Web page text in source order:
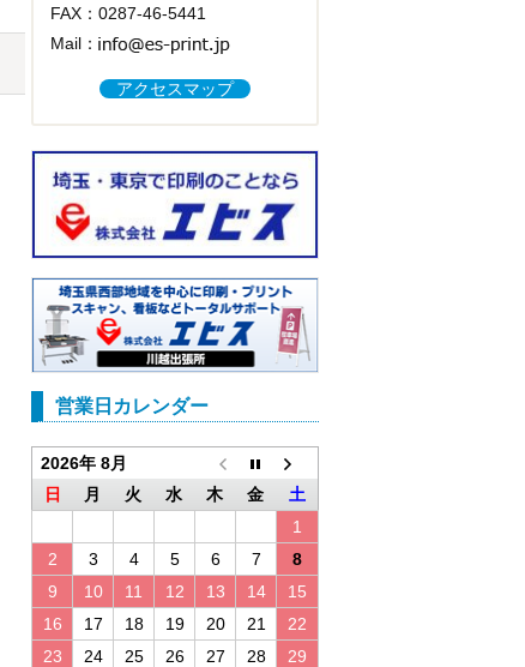
FAX：0287-46-5441
Mail：
アクセスマップ
営業日カレンダー
2026年 8月
日
月 火 水 木 金
土
1
2
3 4 5 6 7
8
9
10 11 12 13 14
15
16
17 18 19 20 21
22
23
24 25 26 27 28
29